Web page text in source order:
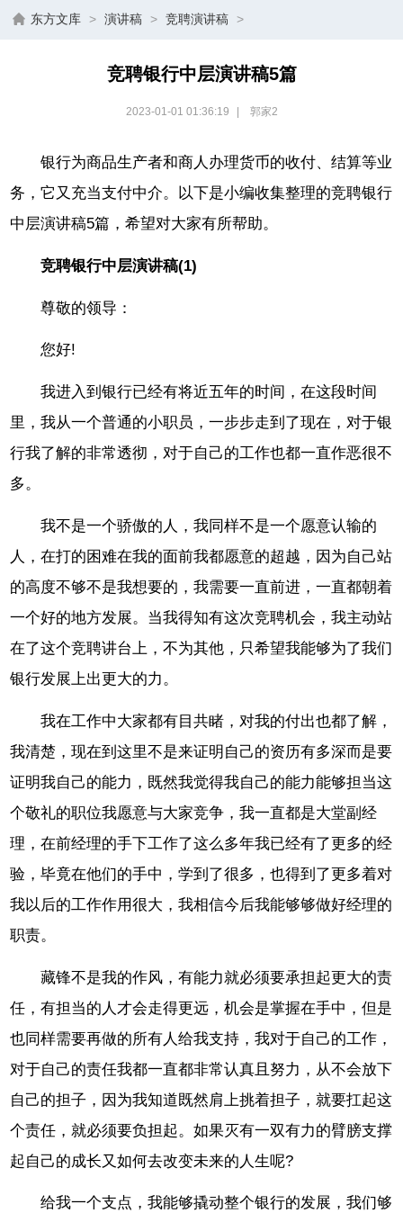
东方文库 > 演讲稿 > 竞聘演讲稿 >
竞聘银行中层演讲稿5篇
2023-01-01 01:36:19 郭家2
银行为商品生产者和商人办理货币的收付、结算等业
务，它又充当支付中介。以下是小编收集整理的竞聘银行
中层演讲稿5篇，希望对大家有所帮助。
竞聘银行中层演讲稿(1)
尊敬的领导：
您好!
我进入到银行已经有将近五年的时间，在这段时间
里，我从一个普通的小职员，一步步走到了现在，对于银
行我了解的非常透彻，对于自己的工作也都一直作恶很不
多。
我不是一个骄傲的人，我同样不是一个愿意认输的
人，在打的困难在我的面前我都愿意的超越，因为自己站
的高度不够不是我想要的，我需要一直前进，一直都朝着
一个好的地方发展。当我得知有这次竞聘机会，我主动站
在了这个竞聘讲台上，不为其他，只希望我能够为了我们
银行发展上出更大的力。
我在工作中大家都有目共睹，对我的付出也都了解，
我清楚，现在到这里不是来证明自己的资历有多深而是要
证明我自己的能力，既然我觉得我自己的能力能够担当这
个敬礼的职位我愿意与大家竞争，我一直都是大堂副经
理，在前经理的手下工作了这么多年我已经有了更多的经
验，毕竟在他们的手中，学到了很多，也得到了更多着对
我以后的工作作用很大，我相信今后我能够够做好经理的
职责。
藏锋不是我的作风，有能力就必须要承担起更大的责
任，有担当的人才会走得更远，机会是掌握在手中，但是
也同样需要再做的所有人给我支持，我对于自己的工作，
对于自己的责任我都一直都非常认真且努力，从不会放下
自己的担子，因为我知道既然肩上挑着担子，就要扛起这
个责任，就必须要负担起。如果灭有一双有力的臂膀支撑
起自己的成长又如何去改变未来的人生呢?
给我一个支点，我能够撬动整个银行的发展，我们够